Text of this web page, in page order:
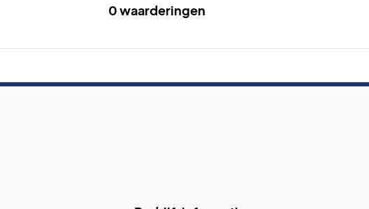
0 waarderingen